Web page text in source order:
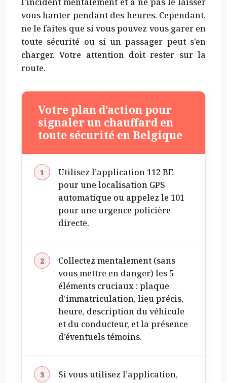
vous hanter pendant des heures. Cependant,
ne le faites que si vous pouvez vous garer en
toute sécurité ou si un passager peut s’en
charger. Votre attention doit rester sur la
route.
Votre plan d’action pour
signaler un chauffard en
toute sécurité en Belgique
Utilisez l’application 112 BE
pour une localisation GPS
automatique ou appelez le 101
pour une urgence policière
directe.
Collectez mentalement (sans
vous mettre en danger) les 5
éléments cruciaux : plaque
d’immatriculation, lieu précis,
heure, description du véhicule
et du conducteur, et la présence
d’éventuels témoins.
Si vous utilisez l’application,